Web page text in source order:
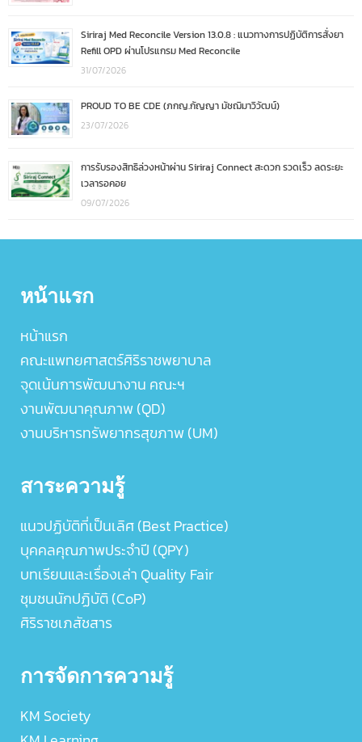
Siriraj Med Reconcile Version 13.0.8 : แนวทางการปฏิบัติการสั่งยา
Refill OPD ผ่านโปรแกรม Med Reconcile
31/07/2026
PROUD TO BE CDE (ภกญ.กัญญา มัชฌิมาวิวัฒน์)
23/07/2026
การรับรองสิทธิล่วงหน้าผ่าน Siriraj Connect สะดวก รวดเร็ว ลดระยะ
เวลารอคอย
09/07/2026
หน้าแรก
หน้าแรก
คณะแพทยศาสตร์ศิริราชพยาบาล
จุดเน้นการพัฒนางาน คณะฯ
งานพัฒนาคุณภาพ (QD)
งานบริหารทรัพยากรสุขภาพ (UM)
สาระความรู้
แนวปฏิบัติที่เป็นเลิศ (Best Practice)
บุคคลคุณภาพประจำปี (QPY)
บทเรียนและเรื่องเล่า Quality Fair
ชุมชนนักปฏิบัติ (CoP)
ศิริราชเภสัชสาร
การจัดการความรู้
KM Society